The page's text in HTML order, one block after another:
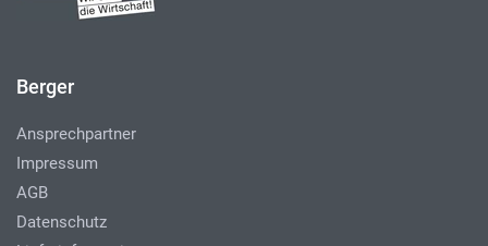
Berger
Ansprechpartner
Impressum
AGB
Datenschutz